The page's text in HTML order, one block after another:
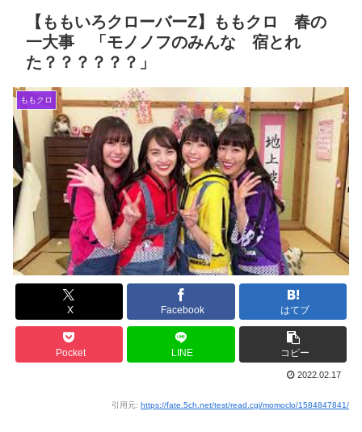
【ももいろクローバーZ】ももクロ 春の
一大事 「モノノフのみんな 宿とれ
た？？？？？？」
ももクロ
X Facebook はてブ
Pocket LINE コピー
2022.02.17
引用元: https://fate.5ch.net/test/read.cgi/momoclo/1584847841/